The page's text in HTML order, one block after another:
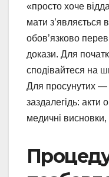
«просто хоче
мати з’являється
обов’язково
докази. Для
сподівайтеся на
Для просунутих —
заздалегідь: акти
медичні